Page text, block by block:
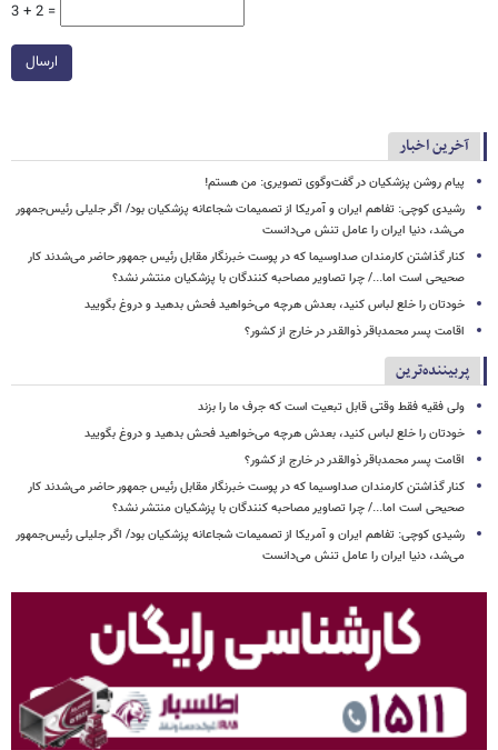
3 + 2 =
ارسال
آخرین اخبار
پیام روشن پزشکیان در گفت‌وگوی تصویری: من هستم!
رشیدی کوچی: تفاهم ایران و آمریکا از تصمیمات شجاعانه پزشکیان بود/ اگر جلیلی رئیس‌جمهور
می‌شد، دنیا ایران را عامل تنش می‌دانست
کنار گذاشتن کارمندان صداوسیما که در پوست خبرنگار مقابل رئیس جمهور حاضر می‌شدند کار
صحیحی است اما.../ چرا تصاویر مصاحبه کنندگان با پزشکیان منتشر نشد؟
خودتان را خلع لباس کنید، بعدش هرچه می‌خواهید فحش بدهید و دروغ بگویید
اقامت پسر محمدباقر ذوالقدر در خارج از کشور؟
پربیننده‌ترین
ولی فقیه فقط وقتی قابل تبعیت است که جرف ما را بزند
خودتان را خلع لباس کنید، بعدش هرچه می‌خواهید فحش بدهید و دروغ بگویید
اقامت پسر محمدباقر ذوالقدر در خارج از کشور؟
کنار گذاشتن کارمندان صداوسیما که در پوست خبرنگار مقابل رئیس جمهور حاضر می‌شدند کار
صحیحی است اما.../ چرا تصاویر مصاحبه کنندگان با پزشکیان منتشر نشد؟
رشیدی کوچی: تفاهم ایران و آمریکا از تصمیمات شجاعانه پزشکیان بود/ اگر جلیلی رئیس‌جمهور
می‌شد، دنیا ایران را عامل تنش می‌دانست